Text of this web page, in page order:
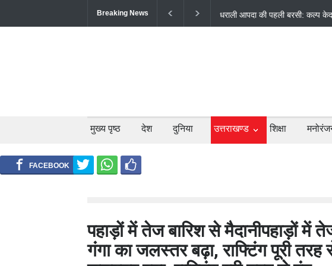
Breaking News
उत्तराखंड में बारिश का कहर:
बंद; श्रद्धालु और यात्री फंसे
मुख्य पृष्ठ देश दुनिया उत्तराखण्ड शिक्षा
पहाड़ों में तेज बारिश से मैदानीपहाड़ों में
गंगा का जलस्तर बढ़ा, राफ्टिंग पूरी